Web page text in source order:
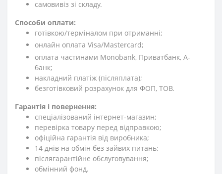
cамовивіз зі складу.
Способи оплати:
готівкою/терміналом при отриманні;
онлайн оплата Visa/Mastercard;
оплата частинами Monobank, Приватбанк, А-
банк;
накладний платіж (післяплата);
безготівковий розрахунок для ФОП, ТОВ.
Гарантія і повернення:
спеціалізований інтернет-магазин;
перевірка товару перед відправкою;
офіційна гарантія від виробника;
14 днів на обмін без зайвих питань;
післягарантійне обслуговування;
обмінний фонд.